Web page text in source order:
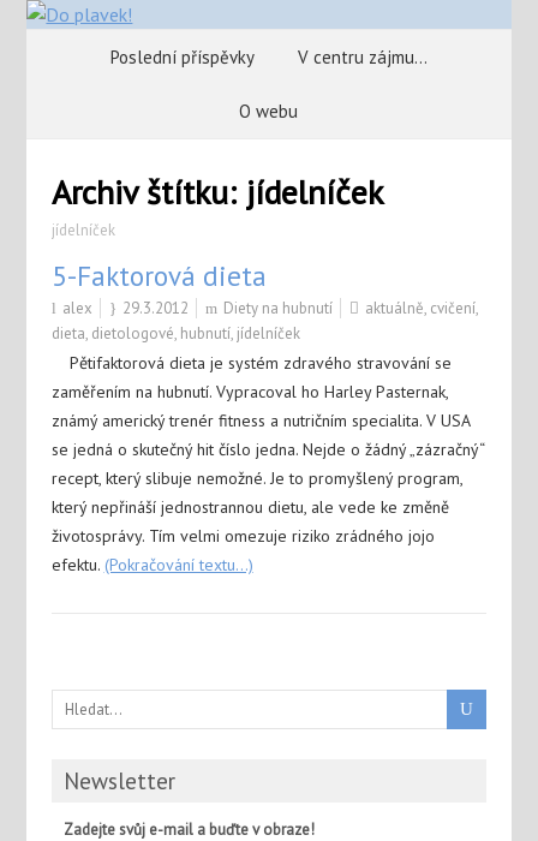
Poslední příspěvky V centru zájmu…
O webu
Archiv štítku: jídelníček
jídelníček
5-Faktorová dieta
alex 29.3.2012 Diety na hubnutí aktuálně, cvičení,
dieta, dietologové, hubnutí, jídelníček
Pětifaktorová dieta je systém zdravého stravování se
zaměřením na hubnutí. Vypracoval ho Harley Pasternak,
známý americký trenér fitness a nutričním specialita. V USA
se jedná o skutečný hit číslo jedna. Nejde o žádný „zázračný“
recept, který slibuje nemožné. Je to promyšlený program,
který nepřináší jednostrannou dietu, ale vede ke změně
životosprávy. Tím velmi omezuje riziko zrádného jojo
efektu. (Pokračování textu…)
Newsletter
Zadejte svůj e-mail a buďte v obraze!